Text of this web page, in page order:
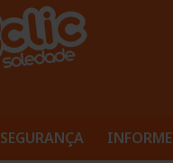
SEGURANÇA